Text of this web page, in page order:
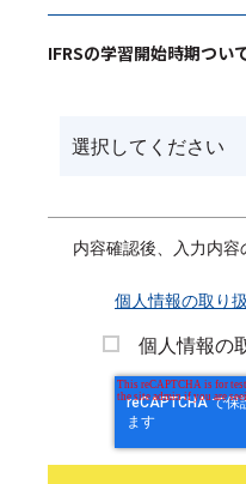
IFRSの学習開始時期つい
内容確認後、入力内
個人情報の取り
個人情報の